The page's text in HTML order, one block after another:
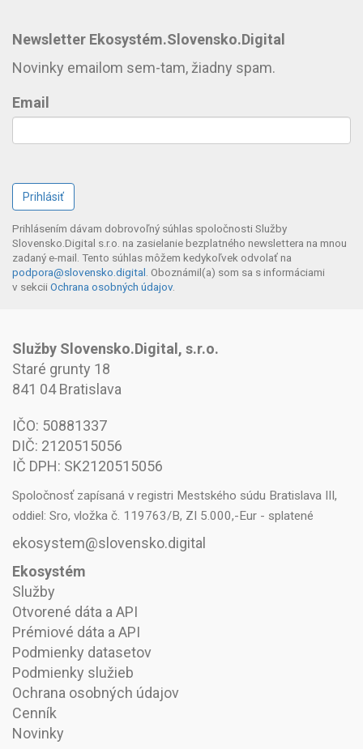
Newsletter Ekosystém.Slovensko.Digital
Novinky emailom sem-tam, žiadny spam.
Email
Prihlásením dávam dobrovoľný súhlas spoločnosti Služby
Slovensko.Digital s.r.o. na zasielanie bezplatného newslettera na mnou
zadaný e-mail. Tento súhlas môžem kedykoľvek odvolať na
podpora@slovensko.digital. Oboznámil(a) som sa s informáciami
v sekciiOchrana osobných údajov.
Služby Slovensko.Digital, s.r.o.
Staré grunty 18
841 04 Bratislava
IČO: 50881337
DIČ: 2120515056
IČ DPH: SK2120515056
Spoločnosť zapísaná v registri Mestského súdu Bratislava III,
oddiel: Sro, vložka č. 119763/B, ZI 5.000,-Eur - splatené
ekosystem@slovensko.digital
Ekosystém
Služby
Otvorené dáta a API
Prémiové dáta a API
Podmienky datasetov
Podmienky služieb
Ochrana osobných údajov
Cenník
Novinky